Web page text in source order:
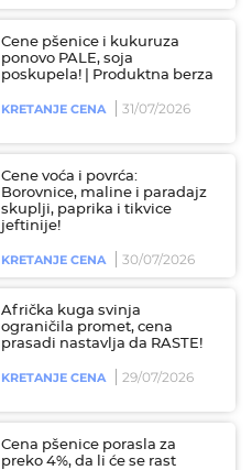
Cene pšenice i kukuruza
ponovo PALE, soja
poskupela! | Produktna berza
KRETANJE CENA 31/07/2026
Cene voća i povrća:
Borovnice, maline i paradajz
skuplji, paprika i tikvice
jeftinije!
KRETANJE CENA 30/07/2026
Afrička kuga svinja
ograničila promet, cena
prasadi nastavlja da RASTE!
KRETANJE CENA 29/07/2026
Cena pšenice porasla za
preko 4%, da li će se rast